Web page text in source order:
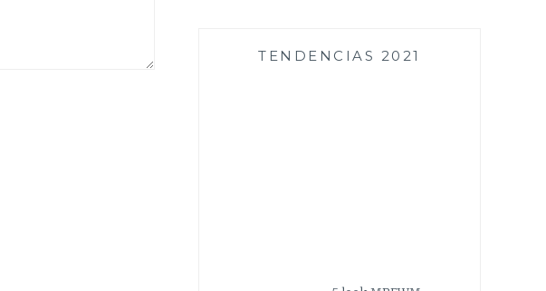
TENDENCIAS 2021